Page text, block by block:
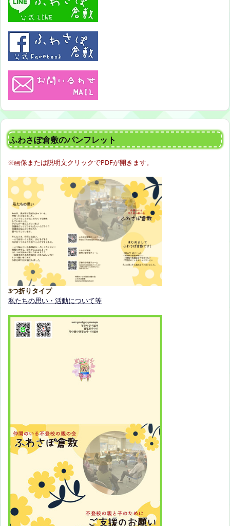
ふわさぽ倉敷のパンフレット
※画像または説明文クリックでPDFが開きます。
3つ折りタイプ
私たちの思い・活動について等